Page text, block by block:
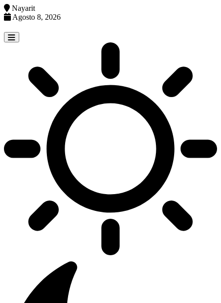
Nayarit
Agosto 8, 2026
to
content